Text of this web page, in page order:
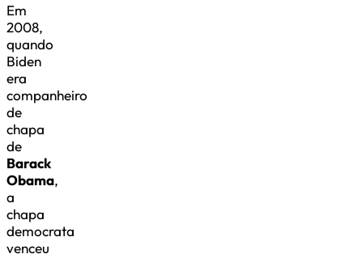
Em
2008,
quando
Biden
era
companheiro
de
chapa
de
Barack
Obama,
a
chapa
democrata
venceu